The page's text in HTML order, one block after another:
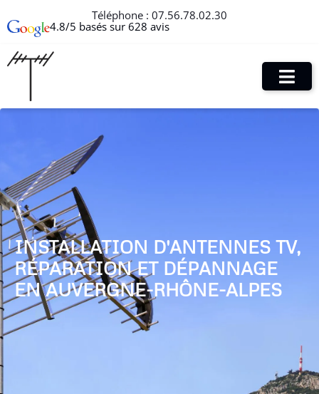
Téléphone : 07.56.78.02.30
4.8/5 basés sur 628 avis
INSTALLATION D'ANTENNES TV,
RÉPARATION ET DÉPANNAGE
EN AUVERGNE-RHÔNE-ALPES